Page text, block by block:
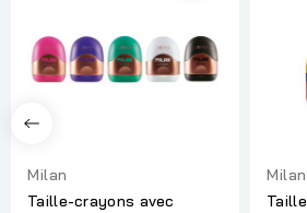
Milan
Taille-crayons avec
Milan